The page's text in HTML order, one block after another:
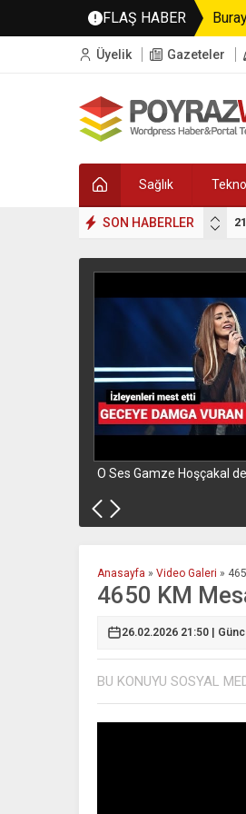
FLAŞ HABER
Üyelik Gazeteler
Sağlık
SON HABERLER
O Ses Gamze Hoşçakal
Anasayfa » Video Galeri »
4650 KM
26.02.2026 21:50 |
BU KONUYU SOSYAL